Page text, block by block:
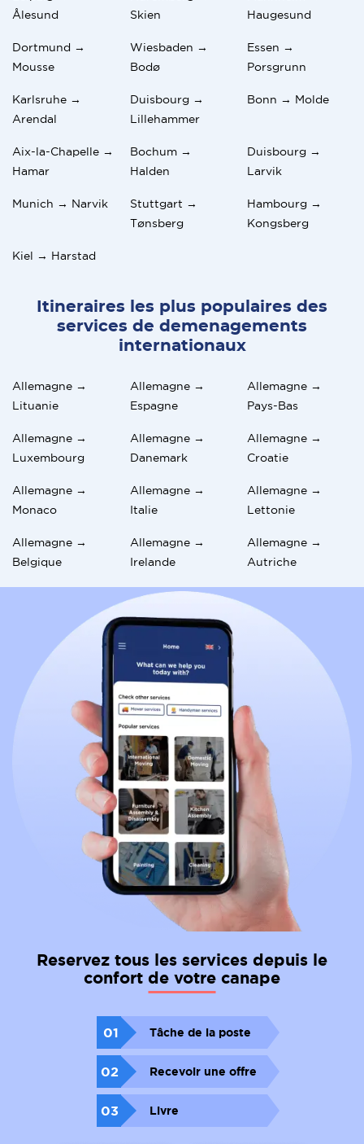
Ålesund
Skien
Haugesund
Dortmund →
Mousse
Wiesbaden →
Bodø
Essen →
Porsgrunn
Karlsruhe →
Arendal
Duisbourg →
Lillehammer
Bonn → Molde
Aix-la-Chapelle →
Hamar
Bochum →
Halden
Duisbourg →
Larvik
Munich → Narvik
Stuttgart →
Tønsberg
Hambourg →
Kongsberg
Kiel → Harstad
Itineraires les plus populaires des
services de demenagements
internationaux
Allemagne →
Lituanie
Allemagne →
Espagne
Allemagne →
Pays-Bas
Allemagne →
Luxembourg
Allemagne →
Danemark
Allemagne →
Croatie
Allemagne →
Monaco
Allemagne →
Italie
Allemagne →
Lettonie
Allemagne →
Belgique
Allemagne →
Irelande
Allemagne →
Autriche
Reservez tous les services depuis le
confort de votre canape
01 Tâche de la poste
02 Recevoir une offre
03 Livre